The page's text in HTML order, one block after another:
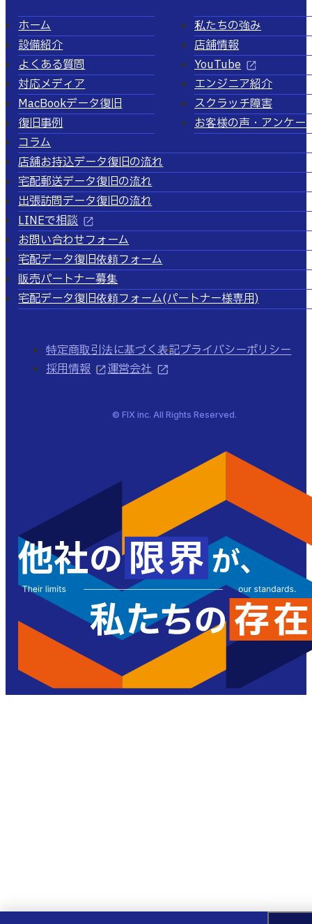
ホーム
私たちの強み
設備紹介
店舗情報
よくある質問
YouTube
対応メディア
エンジニア紹介
MacBookデータ復旧
スクラッチ障害
復旧事例
お客様の声・アンケー
コラム
店舗お持込データ復旧の流れ
宅配郵送データ復旧の流れ
出張訪問データ復旧の流れ
LINEで相談
お問い合わせフォーム
宅配データ復旧依頼フォーム
販売パートナー募集
宅配データ復旧依頼フォーム(パートナー様専用)
特定商取引法に基づく表記プライバシーポリシー
採用情報
運営会社
© FIX inc. All Rights Reserved.